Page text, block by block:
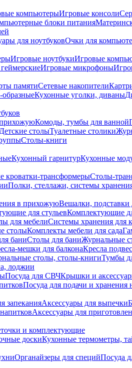
компьютерыИгровые консоли
блоки питания
для ноутбуковОчки для
Игровые ноутбукиИгровые
Игровые микрофоны
памятиСетевые накопители
Кухонные уголки, диваны
Комоды, тумбы для ванной
Детские столыТуалетные столики
Столы-книги
Кухонный гарнитурКухонные
кроватки-трансформерыСтолы-
Полки, стеллажи, системы
в прихожуюВешалки, подставки
для стульевКомплектующие
для мебелиСистемы хранения для
столыКомплекты мебели для сада
баниСтолы для баниЖурнальные
мешки для балконаКресла
столы, столы-книгиТумбы
лоджии
Посуда для СВЧКрышки и
Посуда для подачи и хранения
запеканияАксессуары для выпечки
Аксессуары для
и комплектующие
доскиКухонные термометры,
Органайзеры для специйПосуда